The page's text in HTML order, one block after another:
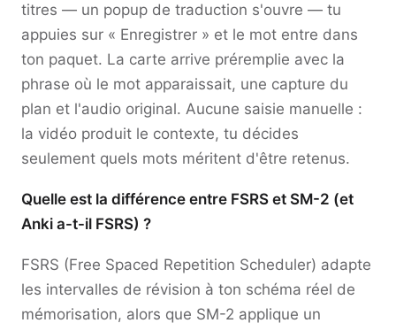
titres — un popup de traduction s'ouvre — tu
appuies sur « Enregistrer » et le mot entre dans
ton paquet. La carte arrive préremplie avec la
phrase où le mot apparaissait, une capture du
plan et l'audio original. Aucune saisie manuelle :
la vidéo produit le contexte, tu décides
seulement quels mots méritent d'être retenus.
Quelle est la différence entre FSRS et SM-2 (et
Anki a-t-il FSRS) ?
FSRS (Free Spaced Repetition Scheduler) adapte
les intervalles de révision à ton schéma réel de
mémorisation, alors que SM-2 applique un